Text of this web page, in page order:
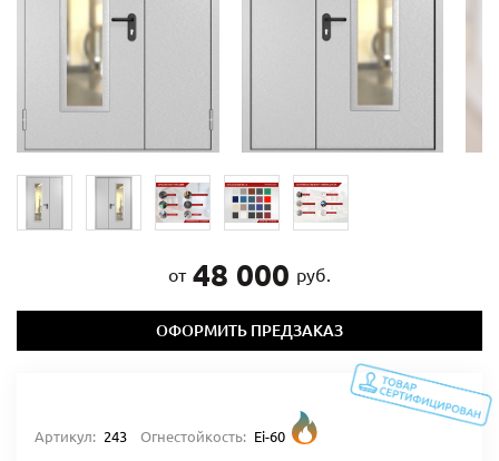
от 48 000 руб.
ОФОРМИТЬ ПРЕДЗАКАЗ
Артикул: 243 Огнестойкость: Ei-60